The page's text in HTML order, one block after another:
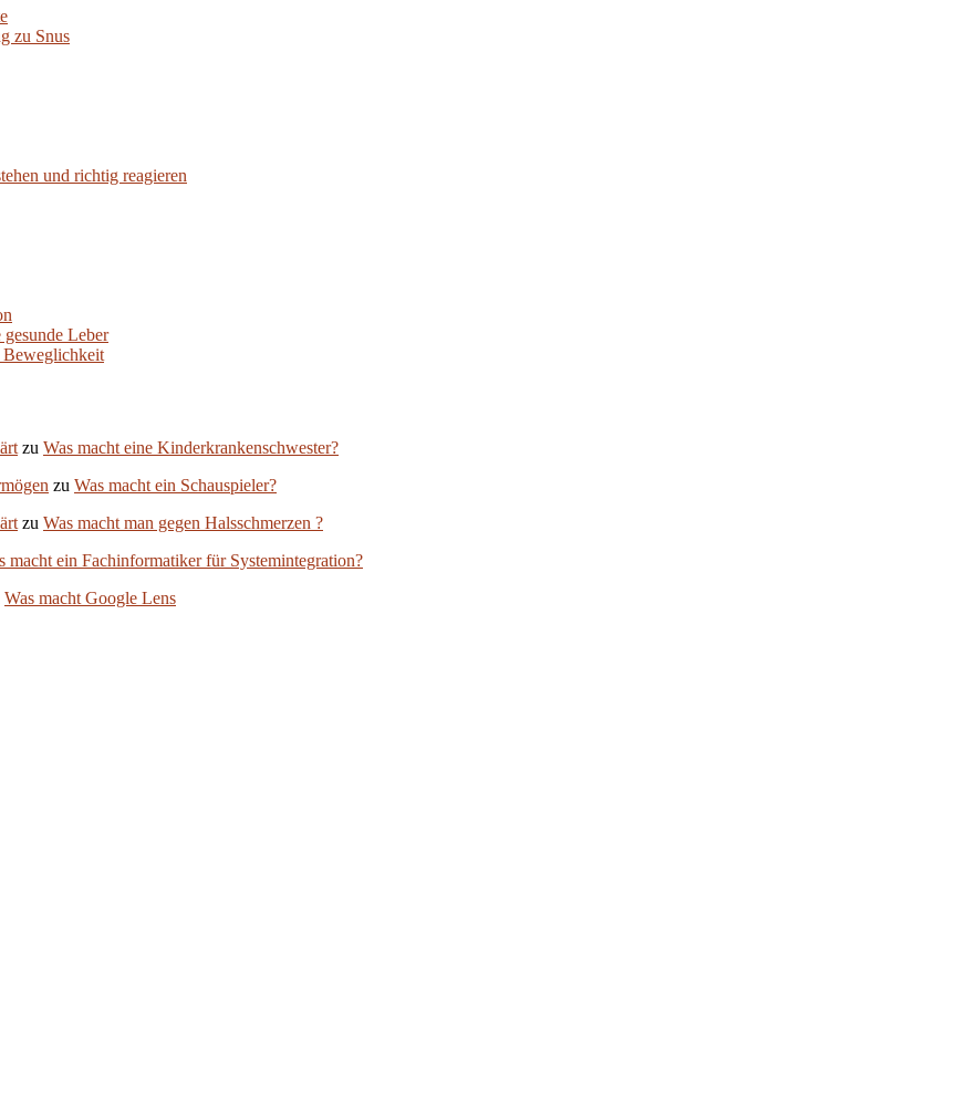
zu Snus
und richtig reagieren
Leber
Beweglichkeit
zu Was macht eine Kinderkrankenschwester?
zu Was macht ein Schauspieler?
zu Was macht man gegen Halsschmerzen ?
macht ein Fachinformatiker für Systemintegration?
Was macht Google Lens